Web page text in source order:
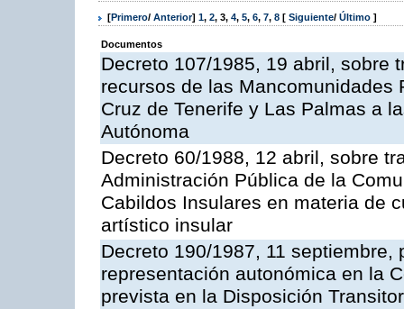
[Primero/ Anterior] 1, 2, 3, 4, 5, 6, 7, 8 [ Siguiente/ Último ]
Documentos
Decreto 107/1985, 19 abril, sobre
recursos de las
Cruz de Tenerife y Las Palmas a
Autónoma
Decreto 60/1988, 12 abril, sobre
Administración Pública de la
Cabildos Insulares en materia de
artístico insular
Decreto 190/1987, 11
representación autonómica en la
prevista en la Disposición